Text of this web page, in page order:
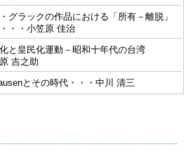
グラックの作品における「所有－離脱」
・・小笠原 佳治
と皇民化運動－昭和十年代の台湾
吉之助
とその時代・・・中川 清三